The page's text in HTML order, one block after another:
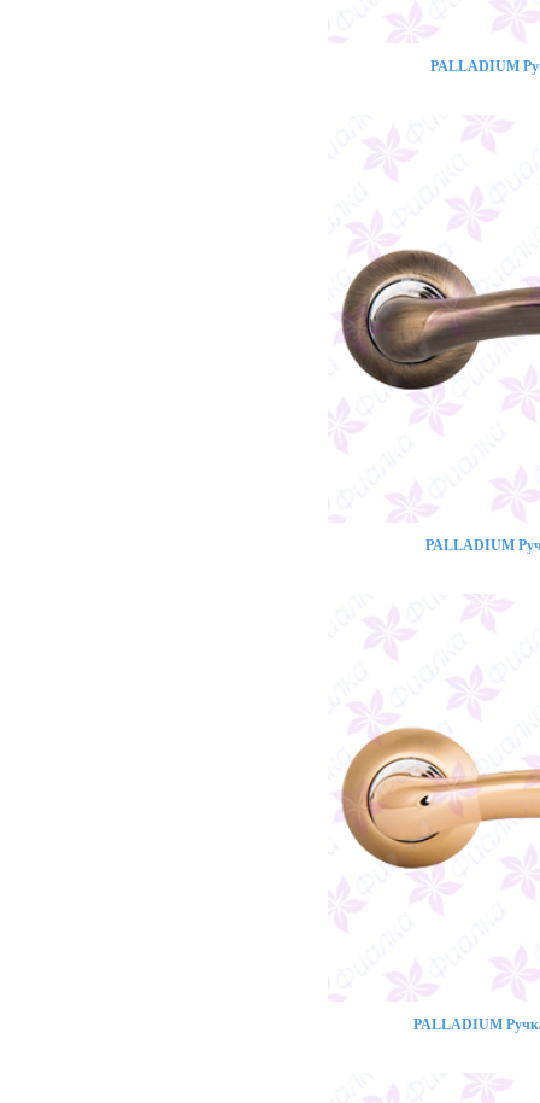
PALLADIUM
PALLADIUM
PALLADIUM